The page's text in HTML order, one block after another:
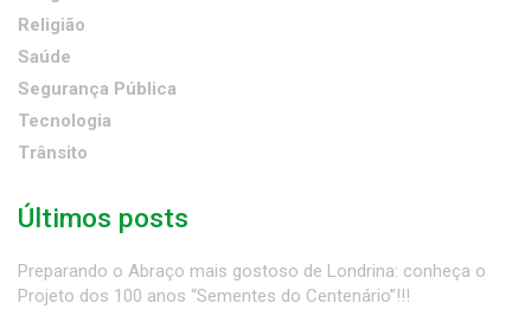
Religião
Saúde
Segurança Pública
Tecnologia
Trânsito
Últimos posts
Preparando o Abraço mais gostoso de Londrina: conheça o
Projeto dos 100 anos “Sementes do Centenário”!!!